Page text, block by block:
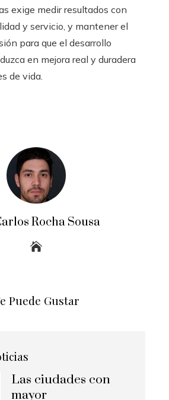
exige medir resultados con
y servicio, y mantener el
para que el desarrollo
en mejora real y duradera
de vida.
Rocha Sousa
Puede Gustar
Las ciudades con
mayor